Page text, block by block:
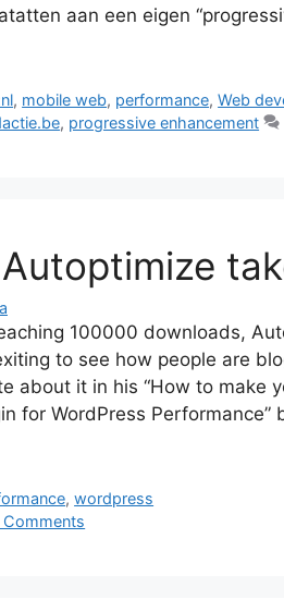
aan een eigen
, mobile web, performance,Web
, progressive enhancement
100000 downloads,
to see how people are
about it in his “How to make
for WordPress
,wordpress
Comments